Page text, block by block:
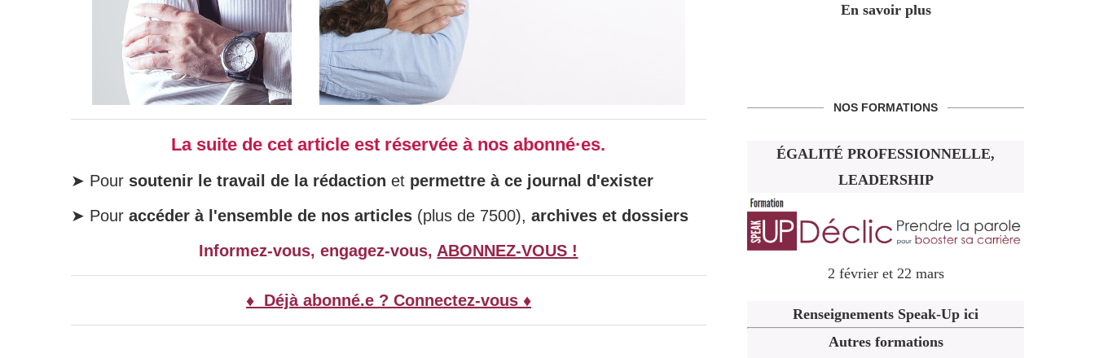
La suite de cet article est réservée à nos abonné·es.
➤ Pour soutenir le travail de la rédaction et permettre à ce journal d'exister
➤ Pour accéder à l'ensemble de nos articles (plus de 7500), archives et dossiers
Informez-vous, engagez-vous, ABONNEZ-VOUS !
♦ Déjà abonné.e ? Connectez-vous ♦
En savoir plus
NOS FORMATIONS
ÉGALITÉ PROFESSIONNELLE,
LEADERSHIP
2 février et 22 mars
Renseignements Speak-Up ici
Autres formations